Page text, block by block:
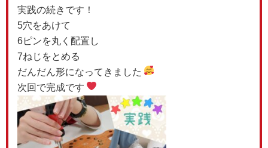
実践の続きです！
5穴をあけて
6ピンを丸く配置し
7ねじをとめる
だんだん形になってきました
次回で完成です